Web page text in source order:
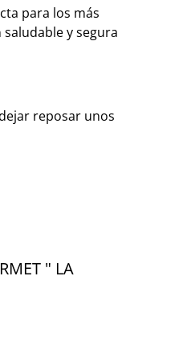
para los más
y segura
reposar unos
" LA